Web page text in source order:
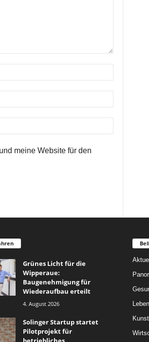
meine Website für den
Grünes Licht für die
Wipperaue:
Baugenehmigung für
Wiederaufbau erteilt
4. August 2026
Solinger Startup startet
Pilotprojekt für